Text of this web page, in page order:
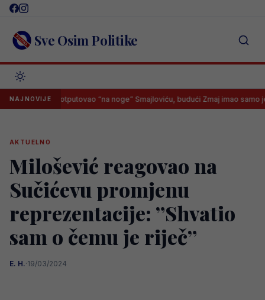
Skip
content Sve Osim Politike
NAJNOVIJE
otputovao “na noge” Smajloviću, budući Zmaj imao samo jedan
AKTUELNO
Milošević reagovao na
Sučićevu promjenu
reprezentacije: ”Shvatio
sam o čemu je riječ”
E. H.·19/03/2024